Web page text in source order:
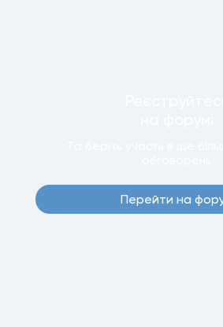
Перейти на